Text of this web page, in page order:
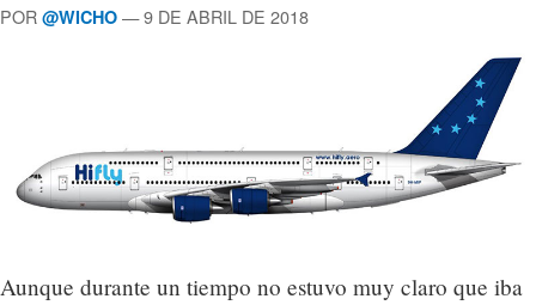
POR @WICHO — 9 DE ABRIL DE 2018
Aunque durante un tiempo no estuvo muy claro que iba